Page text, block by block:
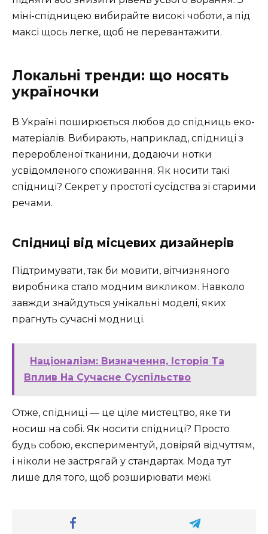
міні-спідницею вибирайте високі чоботи, а під
максі щось легке, щоб не перевантажити.
Локальні тренди: що носять
україночки
В Україні поширюється любов до спідниць еко-
матеріалів. Вибирають, наприклад, спідниці з
переробленої тканини, додаючи нотки
усвідомленого споживання. Як носити такі
спідниці? Секрет у простоті сусідства зі старими
речами.
Спідниці від місцевих дизайнерів
Підтримувати, так би мовити, вітчизняного
виробника стало модним викликом. Навколо
завжди знайдуться унікальні моделі, яких
прагнуть сучасні модниці.
Націоналізм: Визначення, Історія Та
Вплив На Сучасне Суспільство
Отже, спідниці — це ціле мистецтво, яке ти
носиш на собі. Як носити спідниці? Просто
будь собою, експериментуй, довіряй відчуттям,
і ніколи не застрягай у стандартах. Мода тут
лише для того, щоб розширювати межі.